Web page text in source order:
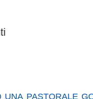
una pastorale